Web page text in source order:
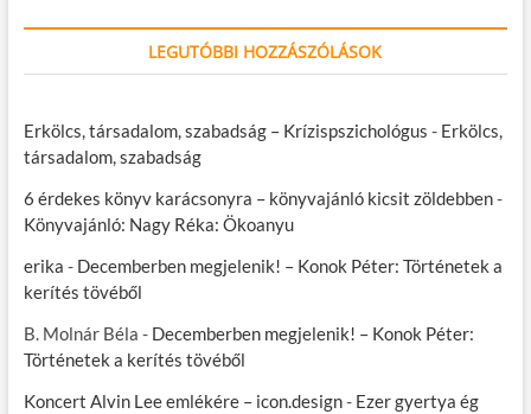
LEGUTÓBBI HOZZÁSZÓLÁSOK
Erkölcs, társadalom, szabadság – Krízispszichológus - Erkölcs,
társadalom, szabadság
6 érdekes könyv karácsonyra – könyvajánló kicsit zöldebben-
Könyvajánló: Nagy Réka: Ökoanyu
erika - Decemberben megjelenik! – Konok Péter: Történetek a
kerítés tövéből
B. Molnár Béla - Decemberben megjelenik! – Konok Péter:
Történetek a kerítés tövéből
Koncert Alvin Lee emlékére – icon.design- Ezer gyertya ég